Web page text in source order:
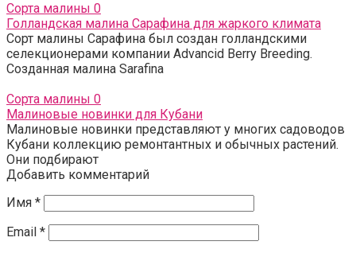
Сорта малины 0
Голландская малина Сарафина для жаркого климата
Сорт малины Сарафина был создан голландскими
селекционерами компании Advancid Berry Breeding.
Созданная малина Sarafina
Сорта малины 0
Малиновые новинки для Кубани
Малиновые новинки представляют у многих садоводов
Кубани коллекцию ремонтантных и обычных растений.
Они подбирают
Добавить комментарий
Имя *
Email *